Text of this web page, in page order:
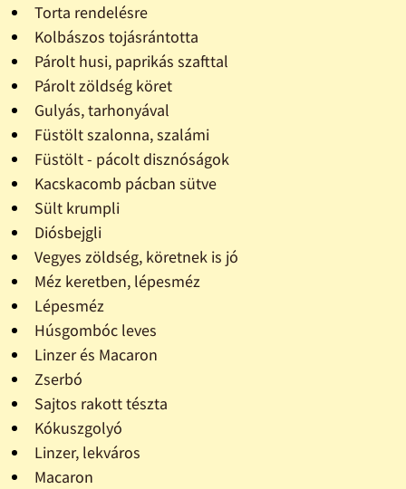
Torta rendelésre
Kolbászos tojásrántotta
Párolt husi, paprikás szafttal
Párolt zöldség köret
Gulyás, tarhonyával
Füstölt szalonna, szalámi
Füstölt - pácolt disznóságok
Kacskacomb pácban sütve
Sült krumpli
Diósbejgli
Vegyes zöldség, köretnek is jó
Méz keretben, lépesméz
Lépesméz
Húsgombóc leves
Linzer és Macaron
Zserbó
Sajtos rakott tészta
Kókuszgolyó
Linzer, lekváros
Macaron